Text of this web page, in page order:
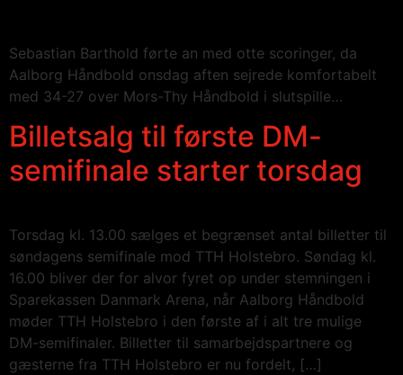
Sebastian Barthold førte an med otte scoringer, da
Aalborg Håndbold onsdag aften sejrede komfortabelt
med 34-27 over Mors-Thy Håndbold i slutspille…
Billetsalg til første DM-
semifinale starter torsdag
Torsdag kl. 13.00 sælges et begrænset antal billetter til
søndagens semifinale mod TTH Holstebro. Søndag kl.
16.00 bliver der for alvor fyret op under stemningen i
Sparekassen Danmark Arena, når Aalborg Håndbold
møder TTH Holstebro i den første af i alt tre mulige
DM-semifinaler. Billetter til samarbejdspartnere og
gæsterne fra TTH Holstebro er nu fordelt, […]